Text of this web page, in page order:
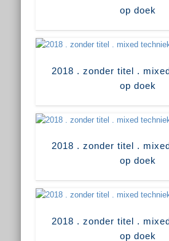
op doek
2018 . zonder titel .
op doek
2018 . zonder titel .
op doek
2018 . zonder titel .
op doek